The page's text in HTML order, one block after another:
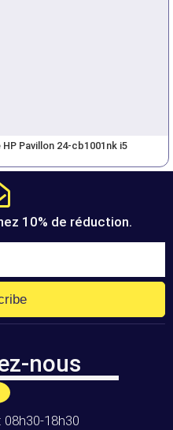
Pavillon 24-cb1001nk i5
10% de réduction.
nous
08h30-18h30